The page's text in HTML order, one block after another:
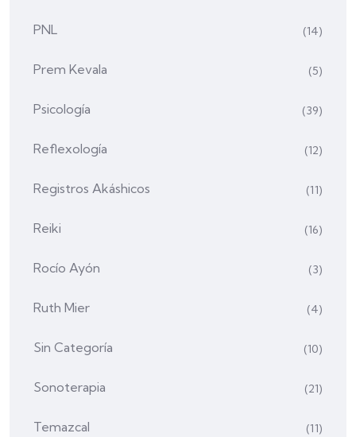
PNL (14)
Prem Kevala (5)
Psicología (39)
Reflexología (12)
Registros Akáshicos (11)
Reiki (16)
Rocío Ayón (3)
Ruth Mier (4)
Sin Categoría (10)
Sonoterapia (21)
Temazcal (11)